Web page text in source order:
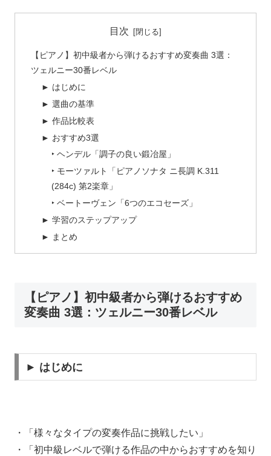
目次
【ピアノ】初中級者から弾けるおすすめ変奏曲 3選：
ツェルニー30番レベル
► はじめに
► 選曲の基準
► 作品比較表
► おすすめ3選
‣ ヘンデル「調子の良い鍛冶屋」
‣ モーツァルト「ピアノソナタ ニ長調 K.311
(284c) 第2楽章」
‣ ベートーヴェン「6つのエコセーズ」
► 学習のステップアップ
► まとめ
【ピアノ】初中級者から弾けるおすすめ
変奏曲 3選：ツェルニー30番レベル
► はじめに
・「様々なタイプの変奏作品に挑戦したい」
・「初中級レベルで弾ける作品の中からおすすめを知り